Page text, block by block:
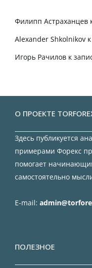
Филипп Астраханцев
Alexander Shkolnikov
Игорь Рачилов к
О ПРОЕКТЕ
Здесь публикуется
примерами Форекс
помогает
самостоятельно
E-mail:
ПОЛЕЗНОЕ